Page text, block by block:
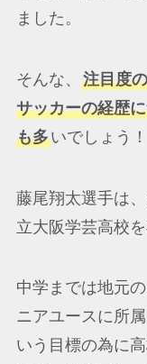
ました。
そんな、 注目度
サッカーの経歴
も多いでしょう！
藤尾翔太選手は
立大阪学芸高校
中学までは地元
ニアユースに所
いう目標の為に